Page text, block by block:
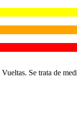
Se trata de